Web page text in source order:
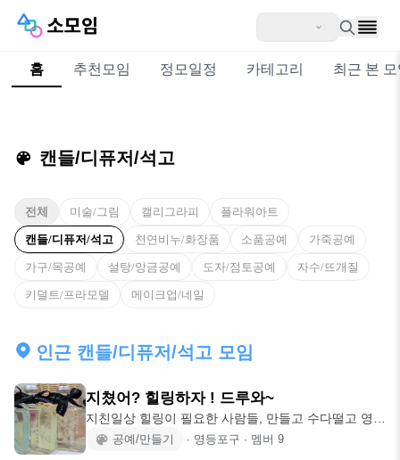
홈 추천모임 정모일정 카테고리 최근 본
캔들/디퓨저/석고
전체 미술/그림 캘리그라피 플라워아트
캔들/디퓨저/석고 천연비누/화장품 소품공예 가죽공예
가구/목공예 설탕/앙금공예 도자/점토공예 자수/뜨개질
키덜트/프라모델 메이크업/네일
인근 캔들/디퓨저/석고 모임
지쳤어? 힐링하자 ! 드루와~
지친일상 힐링이 필요한 사람들, 만들고 수다떨고 영화
보고 문화생활하기 그게 뭐든 힐링이 중
공예/만들기 ∙ 영등포구 ∙ 멤버 9